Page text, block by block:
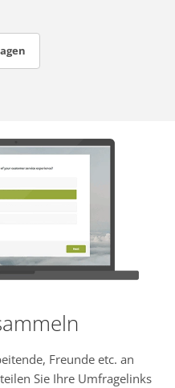
Freunde etc. an
Sie Ihre Umfragelinks